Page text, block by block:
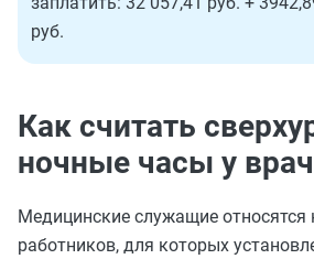
руб.
Как считать
ночные часы у
Медицинские служащие относятся
работников, для которых